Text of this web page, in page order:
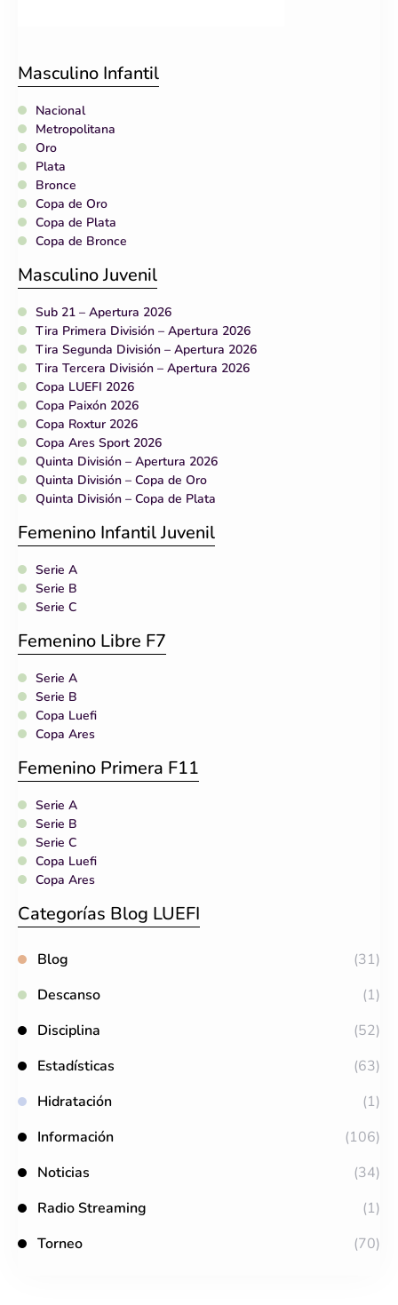
Masculino Infantil
Nacional
Metropolitana
Oro
Plata
Bronce
Copa de Oro
Copa de Plata
Copa de Bronce
Masculino Juvenil
Sub 21 – Apertura 2026
Tira Primera División – Apertura 2026
Tira Segunda División – Apertura 2026
Tira Tercera División – Apertura 2026
Copa LUEFI 2026
Copa Paixón 2026
Copa Roxtur 2026
Copa Ares Sport 2026
Quinta División – Apertura 2026
Quinta División – Copa de Oro
Quinta División – Copa de Plata
Femenino Infantil Juvenil
Serie A
Serie B
Serie C
Femenino Libre F7
Serie A
Serie B
Copa Luefi
Copa Ares
Femenino Primera F11
Serie A
Serie B
Serie C
Copa Luefi
Copa Ares
Categorías Blog LUEFI
Blog
(31)
Descanso
(1)
Disciplina
(52)
Estadísticas
(63)
Hidratación
(1)
Información
(106)
Noticias
(34)
Radio Streaming
(1)
Torneo
(70)